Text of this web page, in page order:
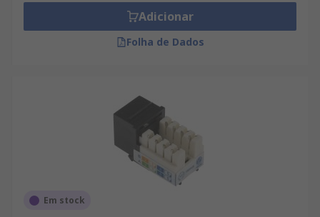
Adicionar
Folha de Dados
Em stock